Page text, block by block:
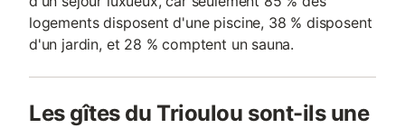
logements disposent d'une piscine, 38 % disposent
d'un jardin, et 28 % comptent un sauna.
Les gîtes du Trioulou sont-ils une